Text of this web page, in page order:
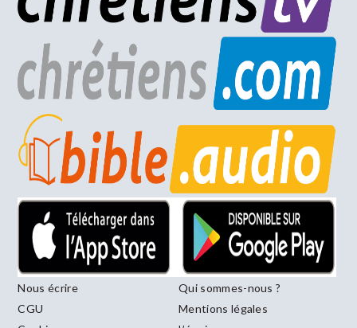
Nous écrire
Qui sommes-nous ?
CGU
Mentions légales